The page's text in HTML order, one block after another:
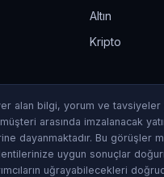
Altın
Kripto
alan bilgi, yorum ve tavsiyeler
arasında imzalanacak
dayanmaktadır. Bu
uygun sonuçlar
uğrayabilecekleri